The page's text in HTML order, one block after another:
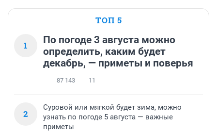
ТОП 5
1
По погоде 3 августа можно
определить, каким будет
декабрь, — приметы и поверья
87 143 11
2
Суровой или мягкой будет зима, можно
узнать по погоде 5 августа — важные
приметы